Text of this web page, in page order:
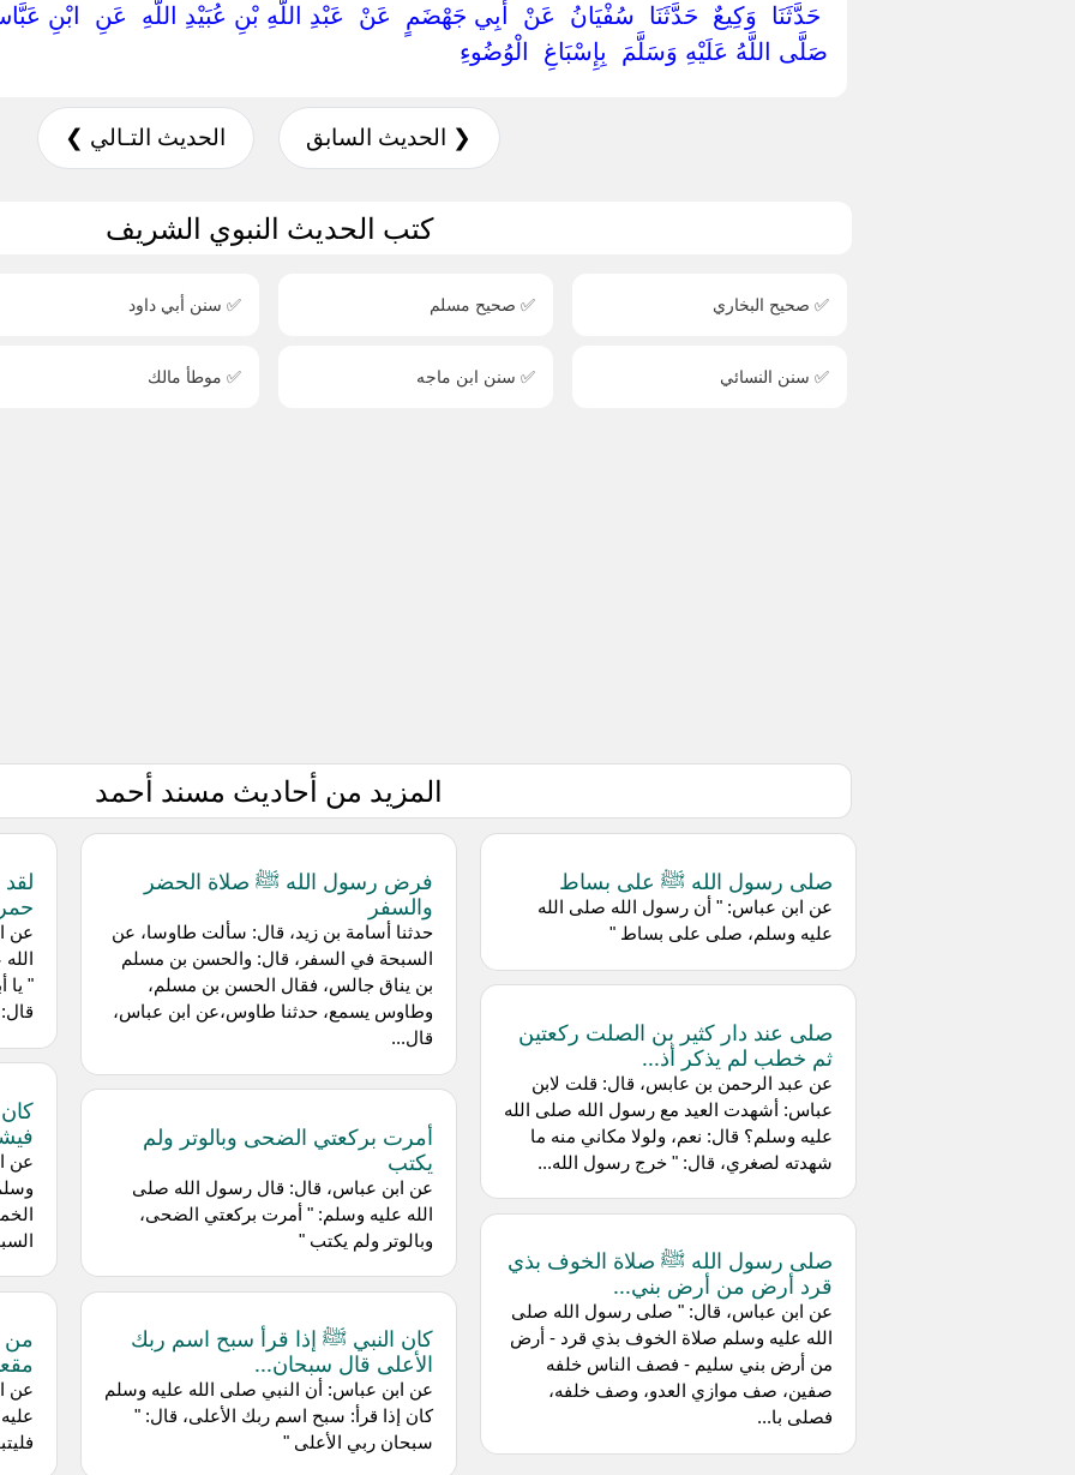
‏حَدَّثَنَا ‏ ‏وَكِيعٌ ‏ ‏حَدَّثَنَا ‏ ‏سُفْيَانُ ‏ ‏عَنْ ‏ ‏أَبِي جَهْضَمٍ ‏ ‏عَنْ ‏ ‏عَبْدِ اللَّهِ بْنِ عُبَيْدِ اللَّهِ ‏ ‏عَنِ ‏ ‏ابْنِ
‏صَلَّى اللَّهُ عَلَيْهِ وَسَلَّمَ ‏ ‏بِإِسْبَاغِ ‏ ‏الْوُضُوءِ ‏
❮ الحديث السابق الحديث التـالي ❯
كتب الحديث النبوي الشريف
✅ صحيح البخاري ✅ صحيح مسلم ✅ سنن أبي داود
✅ سنن النسائي ✅ سنن ابن ماجه ✅ موطأ مالك
المزيد من أحاديث مسند أحمد
صلى رسول الله ﷺ على بساط
عن ابن عباس: " أن رسول الله صلى الله
عليه وسلم، صلى على بساط "
صلى عند دار كثير بن الصلت ركعتين
ثم خطب لم يذكر أذ...
عن عبد الرحمن بن عابس، قال: قلت لابن
عباس: أشهدت العيد مع رسول الله صلى الله
عليه وسلم؟ قال: نعم، ولولا مكاني منه ما
شهدته لصغري، قال: " خرج رسول الله...
صلى رسول الله ﷺ صلاة الخوف بذي
قرد أرض من أرض بني...
عن ابن عباس، قال: " صلى رسول الله صلى
الله عليه وسلم صلاة الخوف بذي قرد - أرض
من أرض بني سليم - فصف الناس خلفه
صفين، صف موازي العدو، وصف خلفه،
فصلى با...
فرض رسول الله ﷺ صلاة الحضر
والسفر
حدثنا أسامة بن زيد، قال: سألت طاوسا، عن
السبحة في السفر، قال: والحسن بن مسلم
بن يناق جالس، فقال الحسن بن مسلم،
وطاوس يسمع، حدثنا طاوس،عن ابن عباس،
قال...
أمرت بركعتي الضحى وبالوتر ولم
يكتب
عن ابن عباس، قال: قال رسول الله صلى
الله عليه وسلم: " أمرت بركعتي الضحى،
وبالوتر ولم يكتب "
كان النبي ﷺ إذا قرأ سبح اسم ربك
الأعلى قال سبحان...
عن ابن عباس: أن النبي صلى الله عليه وسلم
كان إذا قرأ: سبح اسم ربك الأعلى، قال: "
سبحان ربي الأعلى "
عن
" يا
عن
من
عن